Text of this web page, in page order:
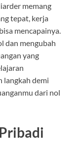
memang
tepat, kerja
mencapainya.
dan mengubah
yang
langkah demi
dari nol